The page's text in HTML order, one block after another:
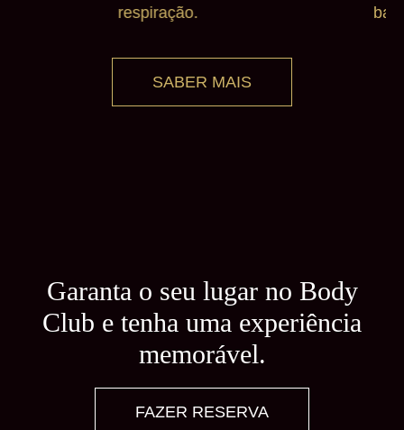
bailarinas demonstram a sua arte em movimentos
SABER MAIS
Garanta o seu lugar no Body
Club e tenha uma experiência